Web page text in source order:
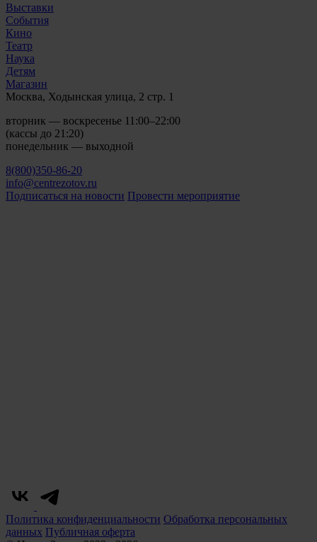
Выставки
События
Кино
Театр
Наука
Детям
Магазин
Москва, Ходынская улица, 2 стр. 1
вторник — воскресенье 11:00–22:00
(кассы до 21:20)
понедельник — выходной
8(800)350-86-20
info@centrezotov.ru
Подписаться на новости Провести мероприятие
Политика конфиденциальности Обработка персональных
данных Публичная оферта